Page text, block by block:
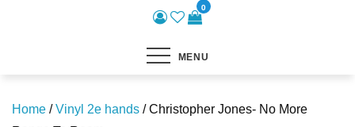
0
MENU
Home /Vinyl 2e hands / Christopher Jones- No More